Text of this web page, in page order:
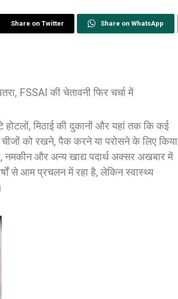
Share on Twitter Share on WhatsApp
FSSAI की चेतावनी फिर चर्चा में
मिठाई की दुकानों और यहां तक कि कई
को रखने, पैक करने या परोसने के लिए किया
नमकीन और अन्य खाद्य पदार्थ अक्सर अखबार में
से आम प्रचलन में रहा है, लेकिन स्वास्थ्य